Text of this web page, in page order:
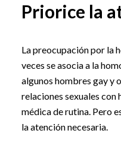
Priorice la
La preocupación por la
veces se asocia a la
algunos hombres gay y
relaciones sexuales
médica de rutina. Pero
la atención necesaria.